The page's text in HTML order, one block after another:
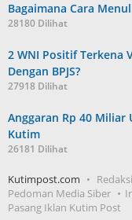
Bagaimana Cara
28180 Dilihat
2 WNI Positif Terkena
Dengan BPJS?
27918 Dilihat
Anggaran Rp 40 Miliar
Kutim
26181 Dilihat
Kutimpost.com Redaksi
Pedoman Media Siber
Pasang Iklan Kutim Post